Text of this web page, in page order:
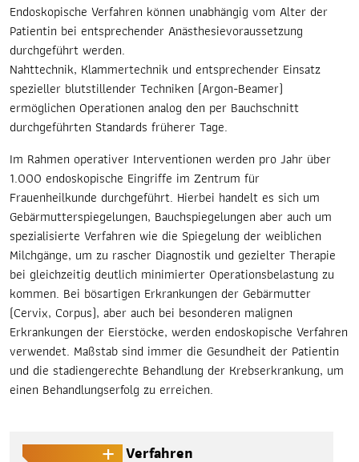
Endoskopische Verfahren können unabhängig vom Alter der
Patientin bei entsprechender Anästhesievoraussetzung
durchgeführt werden.
Nahttechnik, Klammertechnik und entsprechender Einsatz
spezieller blutstillender Techniken (Argon-Beamer)
ermöglichen Operationen analog den per Bauchschnitt
durchgeführten Standards früherer Tage.
Im Rahmen operativer Interventionen werden pro Jahr über
1.000 endoskopische Eingriffe im Zentrum für
Frauenheilkunde durchgeführt. Hierbei handelt es sich um
Gebärmutterspiegelungen, Bauchspiegelungen aber auch um
spezialisierte Verfahren wie die Spiegelung der weiblichen
Milchgänge, um zu rascher Diagnostik und gezielter Therapie
bei gleichzeitig deutlich minimierter Operationsbelastung zu
kommen. Bei bösartigen Erkrankungen der Gebärmutter
(Cervix, Corpus), aber auch bei besonderen malignen
Erkrankungen der Eierstöcke, werden endoskopische Verfahren
verwendet. Maßstab sind immer die Gesundheit der Patientin
und die stadiengerechte Behandlung der Krebserkrankung, um
einen Behandlungserfolg zu erreichen.
Endoskopische Verfahren